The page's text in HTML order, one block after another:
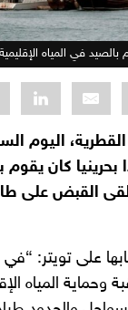
في المياه
القطرية، اليوم
كان يقوم
على تويتر: “في
وحماية المياه